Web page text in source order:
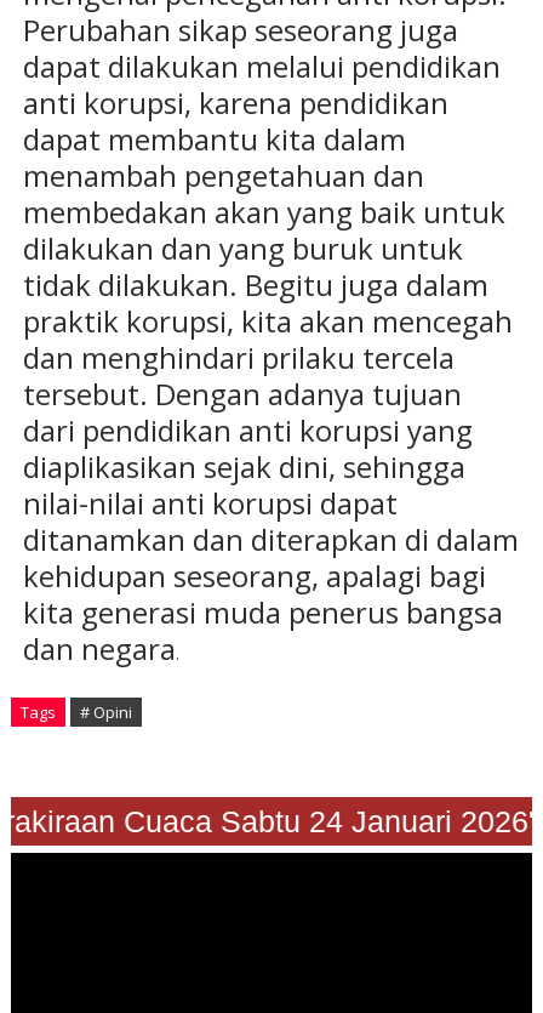
Perubahan sikap seseorang juga
dapat dilakukan melalui pendidikan
anti korupsi, karena pendidikan
dapat membantu kita dalam
menambah pengetahuan dan
membedakan akan yang baik untuk
dilakukan dan yang buruk untuk
tidak dilakukan. Begitu juga dalam
praktik korupsi, kita akan mencegah
dan menghindari prilaku tercela
tersebut. Dengan adanya tujuan
dari pendidikan anti korupsi yang
diaplikasikan sejak dini, sehingga
nilai-nilai anti korupsi dapat
ditanamkan dan diterapkan di dalam
kehidupan seseorang, apalagi bagi
kita generasi muda penerus bangsa
dan negara.
Tags # Opini
Cuaca Sabtu 24 Januari